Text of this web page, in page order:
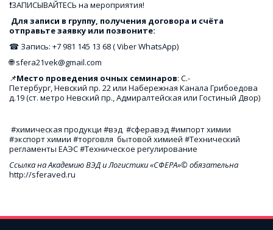
❗ЗАПИСЫВАЙТЕСЬ на мероприятия!
Для записи в группу, получения договора и счёта
отправьте заявку или позвоните:
☎ Запись: +7 981 145 13 68 ( Viber WhatsApp)
🌐 sfera21vek@gmail.com
📌Место проведения очных семинаров: С.-
Петербург, Невский пр. 22 или Набережная Канала Грибоедова
д.19 (ст. метро Невский пр., Адмиралтейская или Гостиный Двор)
#химическая продукци #вэд  #сферавэд #импорт химии
#экспорт химии #торговля  бытовой химией #Технический
регламенты ЕАЭС #Техническое регулирование
Ссылка на Академию ВЭД и Логистики «СФЕРА»© обязательна
http://sferaved.ru